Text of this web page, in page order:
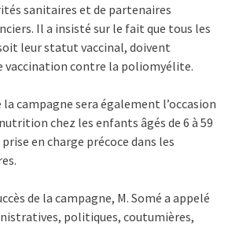
sanitaires et de partenaires
Il a insisté sur le fait que tous les
leur statut vaccinal, doivent
vaccination contre la poliomyélite.
campagne sera également l’occasion
chez les enfants âgés de 6 à 59
prise en charge précoce dans les
de la campagne, M. Somé a appelé
politiques, coutumières,